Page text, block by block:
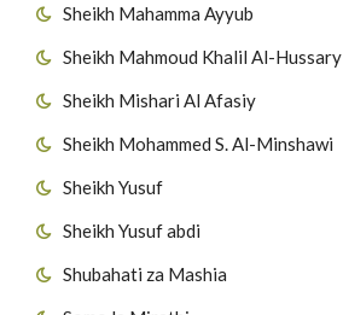
Sheikh Mahamma Ayyub
Sheikh Mahmoud Khalil Al-Hussary
Sheikh Mishari Al Afasiy
Sheikh Mohammed S. Al-Minshawi
Sheikh Yusuf
Sheikh Yusuf abdi
Shubahati za Mashia